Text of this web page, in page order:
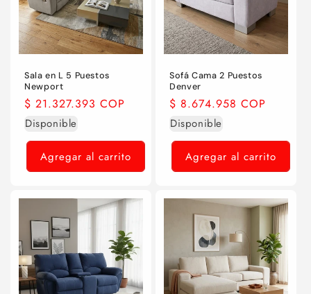
Sala en L 5 Puestos
Newport
Precio
habitual
$ 21.327.393 COP
Disponible
Agregar al carrito
Sofá Cama 2 Puestos
Denver
Precio
habitual
$ 8.674.958 COP
Disponible
Agregar al carrito